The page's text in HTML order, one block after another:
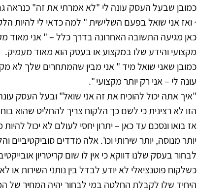
כמובן שבעל העסק עונה לי "לא אמרתי את זה"
· ואז אני שואל בפעם השלישית " למה כדאי לי להיות
כאן מגיעה התשובה האחרונה בדרך כלל – " אני מאוד
מקצועי והידע שלו במקצוע או בעסק הוא מאוד מעמיק.
כמובן שאני שואל מיד " אני מבין שהמתחרים שלך לא
עונה לי – אני רק יותר מקצועי ".
"איך אתה יכול להוכיח את זה אני שואל" ובעל העסק
הזו לא רצינית כי לשם כך הלקוח צריך להחליט שהוא
אז בואו ונסכם עד כאן – יתרון יחסי לעולם לא יכול
יותר מנוסה, יותר שירותי וכו'. אלה מדדים
לבחור בעסק שלנו דווקא כי אין לו שום קריטריון
כשלקוח פוטנציאלי לא יודע לבדל בין נותני השירות או
היחיד שלו לקבלת החלטה במי לבחור יהיה המחיר של